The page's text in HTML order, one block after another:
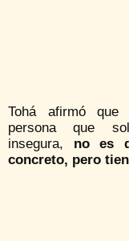
Tohá afirmó que
persona que
insegura, no es
concreto, pero